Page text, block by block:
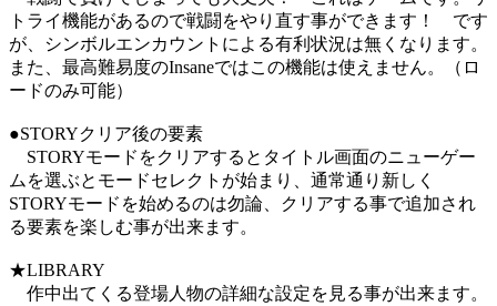
トライ機能があるので戦闘をやり直す事ができます！ です
が、シンボルエンカウントによる有利状況は無くなります。
また、最高難易度のInsaneではこの機能は使えません。（ロ
ードのみ可能）
●STORYクリア後の要素
STORYモードをクリアするとタイトル画面のニューゲー
ムを選ぶとモードセレクトが始まり、通常通り新しく
STORYモードを始めるのは勿論、クリアする事で追加され
る要素を楽しむ事が出来ます。
★LIBRARY
作中出てくる登場人物の詳細な設定を見る事が出来ます。